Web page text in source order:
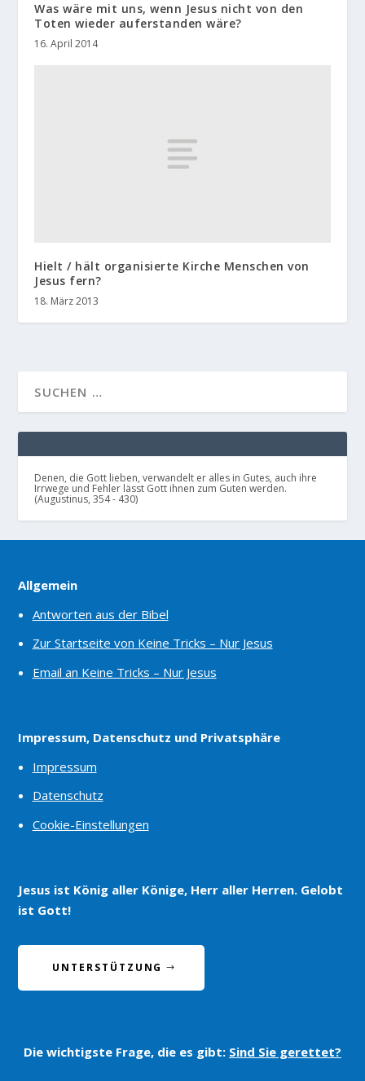
Was wäre mit uns, wenn Jesus nicht von den
Toten wieder auferstanden wäre?
16. April 2014
Hielt / hält organisierte Kirche Menschen von
Jesus fern?
18. März 2013
Denen, die Gott lieben, verwandelt er alles in Gutes, auch ihre
Irrwege und Fehler lässt Gott ihnen zum Guten werden.
(Augustinus, 354 - 430)
Allgemein
Antworten aus der Bibel
Zur Startseite von Keine Tricks – Nur Jesus
Email an Keine Tricks – Nur Jesus
Impressum, Datenschutz und Privatsphäre
Impressum
Datenschutz
Cookie-Einstellungen
Jesus ist König aller Könige, Herr aller Herren. Gelobt
ist Gott!
UNTERSTÜTZUNG
Die wichtigste Frage, die es gibt: Sind Sie gerettet?